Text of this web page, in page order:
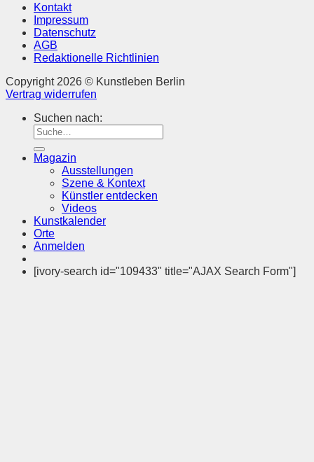
Kontakt
Impressum
Datenschutz
AGB
Redaktionelle Richtlinien
Copyright 2026 © Kunstleben Berlin
Vertrag widerrufen
Suchen nach:
Magazin
Ausstellungen
Szene & Kontext
Künstler entdecken
Videos
Kunstkalender
Orte
Anmelden
[ivory-search id="109433" title="AJAX Search Form"]